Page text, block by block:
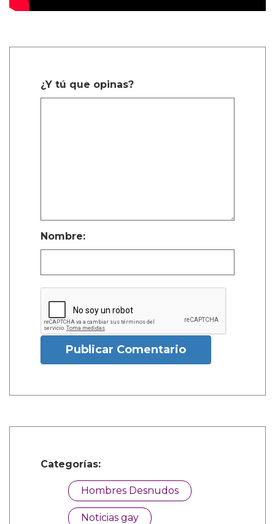
¿Y tú que opinas?
Nombre:
Publicar Comentario
Categorías:
Hombres Desnudos
Noticias gay